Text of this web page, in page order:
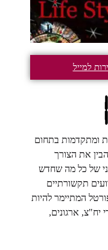
למייל
ומתקדמות בתחום
את הצורך
של כל מה שחדש
תקשורתיים
המתיימר להיות
ארגונים,